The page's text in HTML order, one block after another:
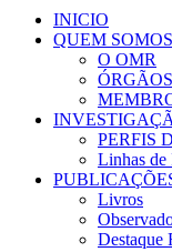
INICIO
QUEM SOMOS
O OMR
PERFIS
Linhas de
Livros
Destaque